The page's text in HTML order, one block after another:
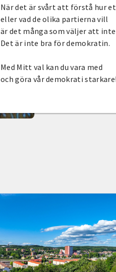
När det är svårt att förstå hur
eller vad de olika partierna vill
är det många som väljer att
Det är inte bra för demokratin.
Med Mitt val kan du vara med
och göra vår demokrati starkare!